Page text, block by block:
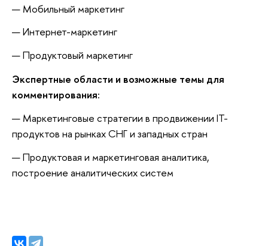
Мобильный маркетинг
Интернет-маркетинг
Продуктовый маркетинг
Экспертные области и возможные темы для
комментирования:
Маркетинговые стратегии в продвижении IT-
продуктов на рынках СНГ и западных стран
Продуктовая и маркетинговая аналитика,
построение аналитических систем